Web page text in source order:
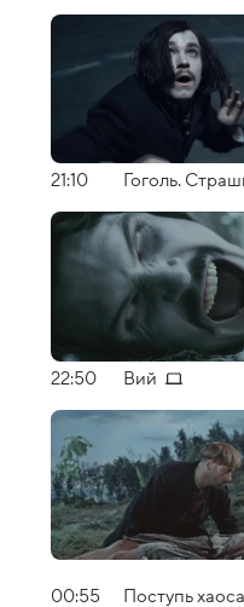
21:10 Гоголь.
22:50 Вий
00:55 Поступь хаоса